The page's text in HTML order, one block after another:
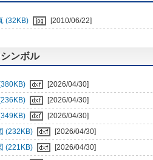
(32KB) [2010/06/22]
ンボル
[2026/04/30]
[2026/04/30]
[2026/04/30]
(232KB)
[2026/04/30]
(221KB)
[2026/04/30]